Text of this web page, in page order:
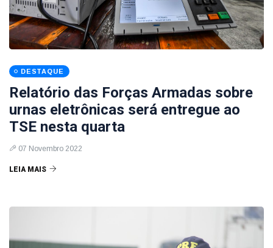
DESTAQUE
Relatório das Forças Armadas sobre
urnas eletrônicas será entregue ao
TSE nesta quarta
07 Novembro 2022
LEIA MAIS